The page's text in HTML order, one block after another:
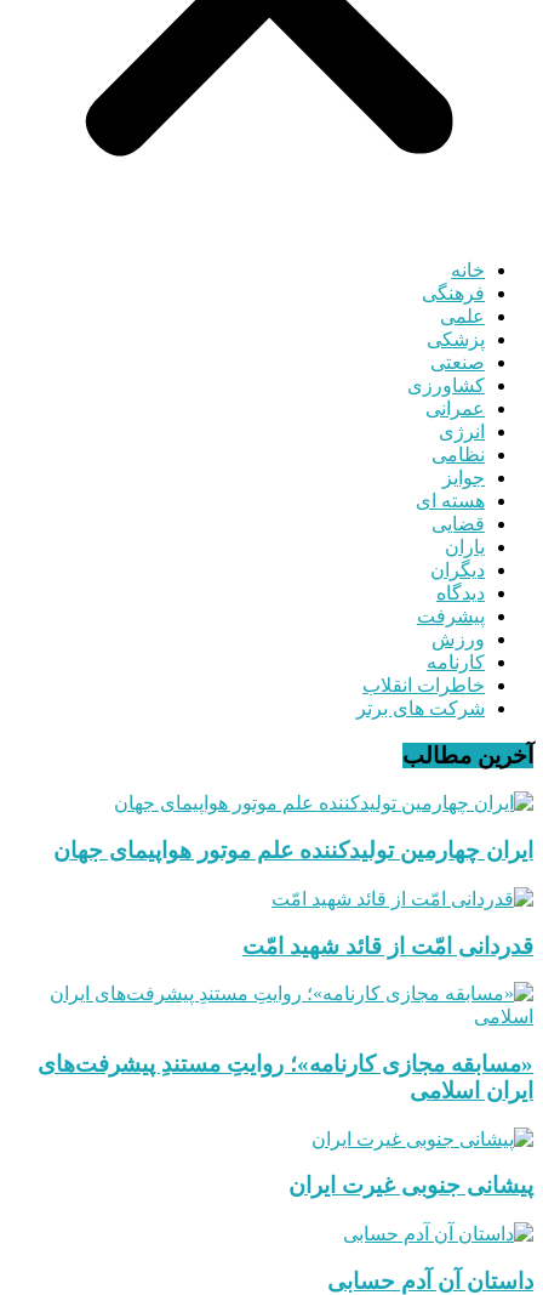
خانه
فرهنگی
علمی
پزشکی
صنعتی
کشاورزی
عمرانی
انرژی
نظامی
جوایز
هسته ای
قضایی
یاران
دیگران
دیدگاه
پیشرفت
ورزش
کارنامه
خاطرات انقلاب
شرکت های برتر
آخرین مطالب
ایران چهارمین تولیدکننده علم موتور هواپیمای جهان
قدردانی امّت از قائد شهید امّت
«مسابقه مجازی کارنامه»؛ روایتِ مستندِ پیشرفت‌های
ایران اسلامی
پیشانی جنوبی غیرت ایران
داستان آن آدم حسابی